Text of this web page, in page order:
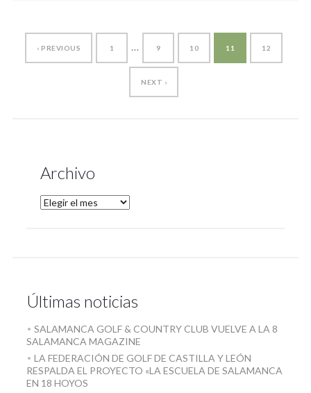
‹ PREVIOUS 1 … 9 10 11 12
NEXT ›
Archivo
Últimas noticias
SALAMANCA GOLF & COUNTRY CLUB VUELVE A LA 8
SALAMANCA MAGAZINE
LA FEDERACIÓN DE GOLF DE CASTILLA Y LEÓN
RESPALDA EL PROYECTO «LA ESCUELA DE SALAMANCA
EN 18 HOYOS